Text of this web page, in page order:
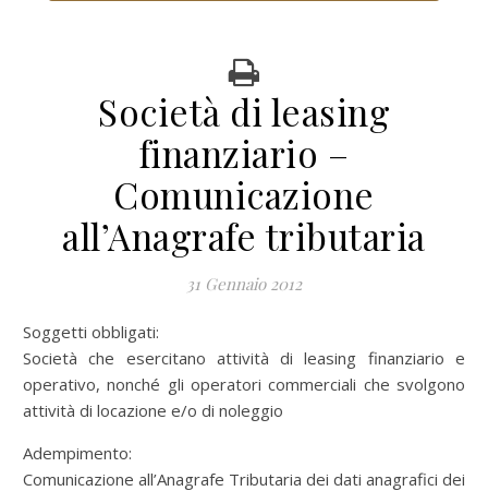
Società di leasing
finanziario –
Comunicazione
all’Anagrafe tributaria
31 Gennaio 2012
Soggetti obbligati:
Società che esercitano attività di leasing finanziario e
operativo, nonché gli operatori commerciali che svolgono
attività di locazione e/o di noleggio
Adempimento:
Comunicazione all’Anagrafe Tributaria dei dati anagrafici dei